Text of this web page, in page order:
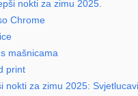
nokti za zimu 2025.
Chrome
mašnicama
print
nokti za zimu 2025: